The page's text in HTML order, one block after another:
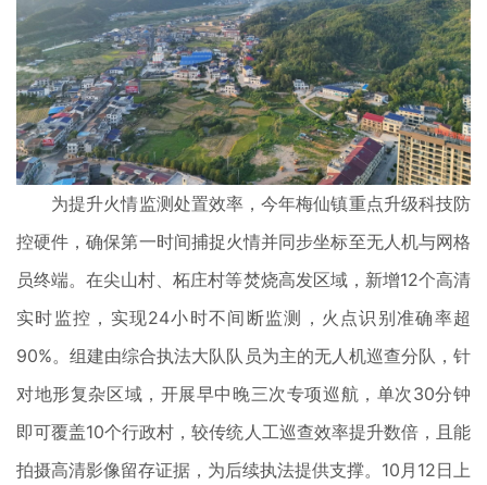
为提升火情监测处置效率，今年梅仙镇重点升级科技防
控硬件，确保第一时间捕捉火情并同步坐标至无人机与网格
员终端。在尖山村、柘庄村等焚烧高发区域，新增12个高清
实时监控，实现24小时不间断监测，火点识别准确率超
90%。组建由综合执法大队队员为主的无人机巡查分队，针
对地形复杂区域，开展早中晚三次专项巡航，单次30分钟
即可覆盖10个行政村，较传统人工巡查效率提升数倍，且能
拍摄高清影像留存证据，为后续执法提供支撑。10月12日上